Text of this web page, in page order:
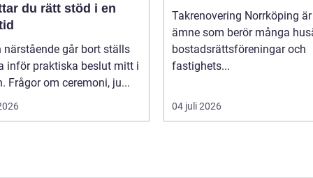
du rätt stöd i en
närstående går bort ställs
inför praktiska beslut mitt i
Frågor om ceremoni, ju...
Takrenovering Norrköping
ämne som berör många
bostadsrättsföreningar och
fastighets...
04 juli 2026